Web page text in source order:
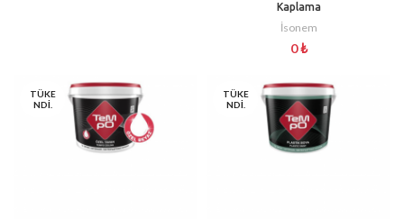
Kaplama
İsonem
0₺
TÜKE
NDI.
TÜKE
NDI.